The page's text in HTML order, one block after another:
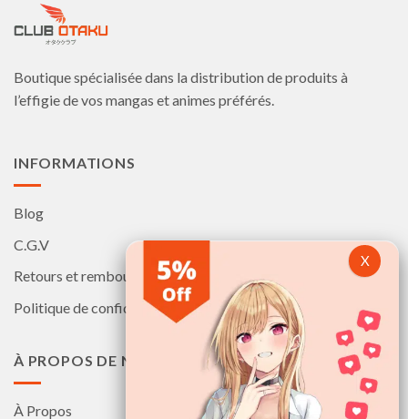
Boutique spécialisée dans la distribution de produits à
l’effigie de vos mangas et animes préférés.
INFORMATIONS
Blog
C.G.V
Retours et remboursements
Politique de confidentialité
À PROPOS DE NOUS
À Propos